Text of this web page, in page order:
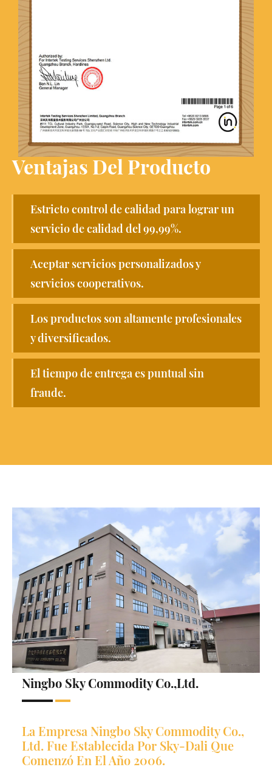
Ventajas Del Producto
Estricto control de calidad para lograr un
servicio de calidad del 99,99%.
Aceptar servicios personalizados y
servicios cooperativos.
Los productos son altamente profesionales
y diversificados.
El tiempo de entrega es puntual sin
fraude.
Ningbo Sky Commodity Co.,Ltd.
La Empresa Ningbo Sky Commodity Co.,
Ltd. Fue Establecida Por Sky-Dali Que
Comenzó En El Año 2006.